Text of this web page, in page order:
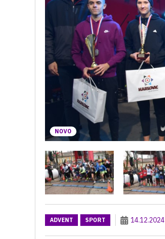
NOVO
ADVENT SPORT 14.12.2024